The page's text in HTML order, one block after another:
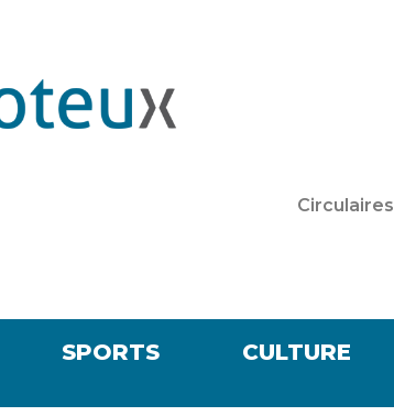
Circulaires
SPORTS CULTURE